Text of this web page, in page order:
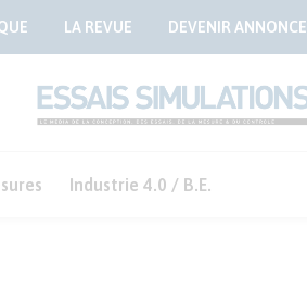
LA REVUE DEVENIR
Industrie 4.0 / B.E.